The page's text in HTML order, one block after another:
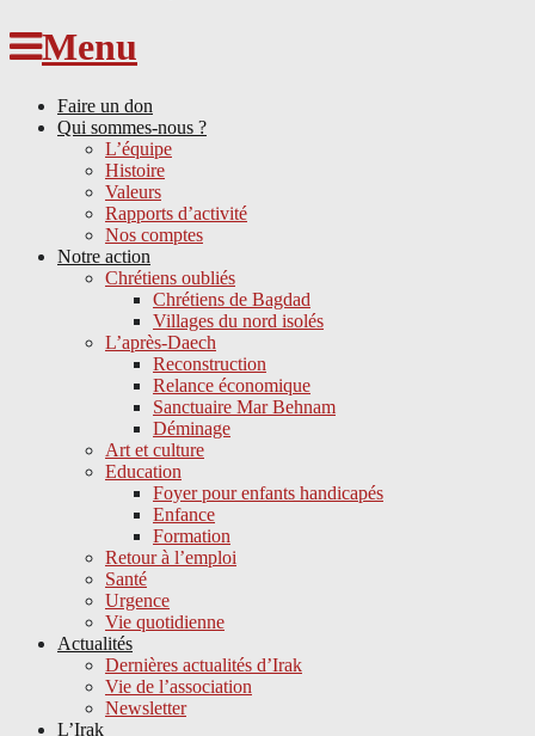
Skip
to
content
Menu
Faire un don
Qui sommes-nous ?
L’équipe
Histoire
Valeurs
Rapports d’activité
Nos comptes
Notre action
Chrétiens oubliés
Chrétiens de Bagdad
Villages du nord isolés
L’après-Daech
Reconstruction
Relance économique
Sanctuaire Mar Behnam
Déminage
Art et culture
Education
Foyer pour enfants handicapés
Enfance
Formation
Retour à l’emploi
Santé
Urgence
Vie quotidienne
Actualités
Dernières actualités d’Irak
Vie de l’association
Newsletter
L’Irak